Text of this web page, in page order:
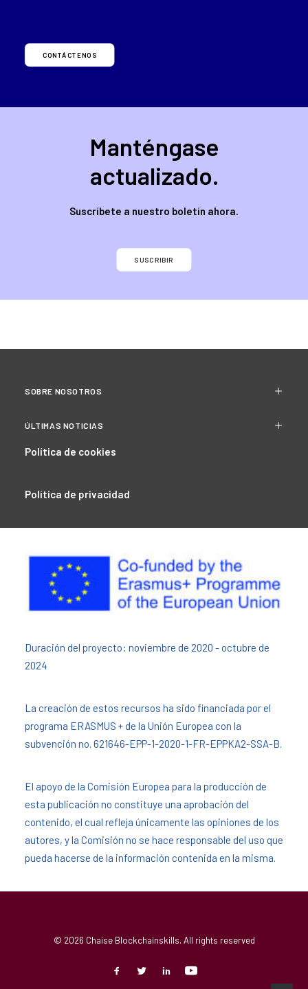
CONTÁCTENOS
Manténgase
actualizado.
Suscríbete a nuestro boletín ahora.
SUSCRIBIR
SOBRE NOSOTROS
ÚLTIMAS NOTICIAS
Política de cookies
Política de privacidad
Duración del proyecto: noviembre de 2020 - octubre de
2024
La creación de estos recursos ha sido financiada por el
programa ERASMUS + de la Unión Europea con la
subvención no. 621646-EPP-1-2020-1-FR-EPPKA2-SSA-B.
El apoyo de la Comisión Europea para la producción de
esta publicación no constituye una aprobación del
contenido, el cual refleja únicamente las opiniones de los
autores, y la Comisión no se hace responsable del uso que
pueda hacerse de la información contenida en la misma.
© 2026 Chaise Blockchainskills. All rights reserved